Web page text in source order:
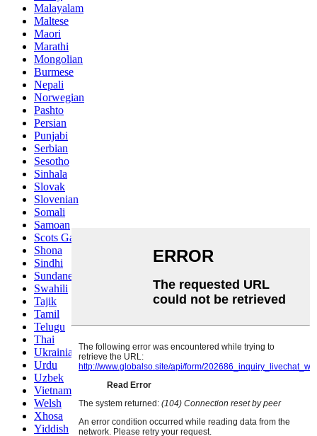
Malayalam
Maltese
Maori
Marathi
Mongolian
Burmese
Nepali
Norwegian
Pashto
Persian
Punjabi
Serbian
Sesotho
Sinhala
Slovak
Slovenian
Somali
Samoan
Scots Gaelic
Shona
Sindhi
Sundanese
Swahili
Tajik
Tamil
Telugu
Thai
Ukrainian
Urdu
Uzbek
Vietnamese
Welsh
Xhosa
Yiddish